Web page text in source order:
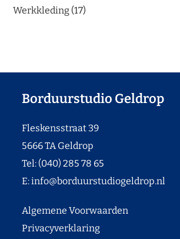
Werkkleding 17
Borduurstudio Geldrop
Fleskensstraat 39
5666 TA Geldrop
Tel: (040) 285 78 65
E:info@borduurstudiogeldrop.nl
Algemene Voorwaarden
Privacyverklaring